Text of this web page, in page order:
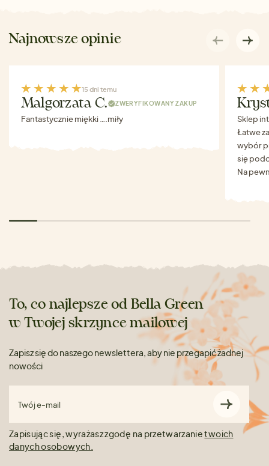
Najnowsze opinie
15 dni temu
Malgorzata C. ZWERYFIKOWANY ZAKUP
Fantastycznie miękki ….miły
Sklep
Łatwe
wybór
się
Na
To, co najlepsze od Bella Green
w Twojej skrzynce mailowej
Zapisz się do naszego newslettera, aby nie przegapić żadnej
nowości
Twój e-mail
Zapisując się, wyrażasz zgodę na przetwarzanietwoich
danych osobowych.